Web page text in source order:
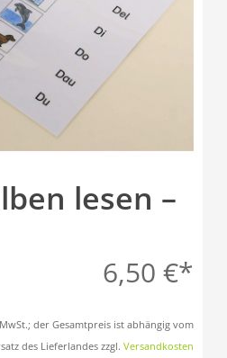
lesen –
6,50€
der Gesamtpreis ist abhängig vom
des Lieferlandes zzgl.Versandkosten